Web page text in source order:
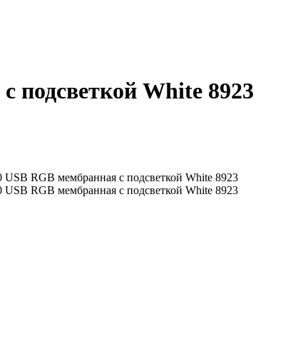
подсветкой White 8923